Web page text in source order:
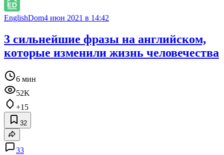
EnglishDom4 июн 2021 в 14:42
3 сильнейшие фразы на английском,
которые изменили жизнь человечества
6 мин
52K
+15
32
33